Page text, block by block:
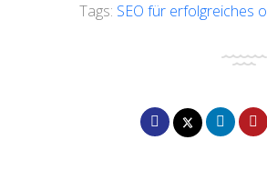
Tags: SEO für erfolgreiches